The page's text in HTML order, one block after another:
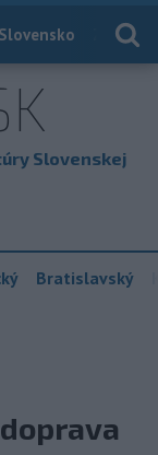
Slovensko
Slovenskej
Bratislavský